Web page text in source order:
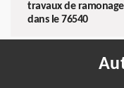
travaux de
dans le 76540